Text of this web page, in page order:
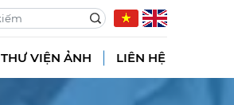
THƯ VIỆN ẢNH LIÊN HỆ